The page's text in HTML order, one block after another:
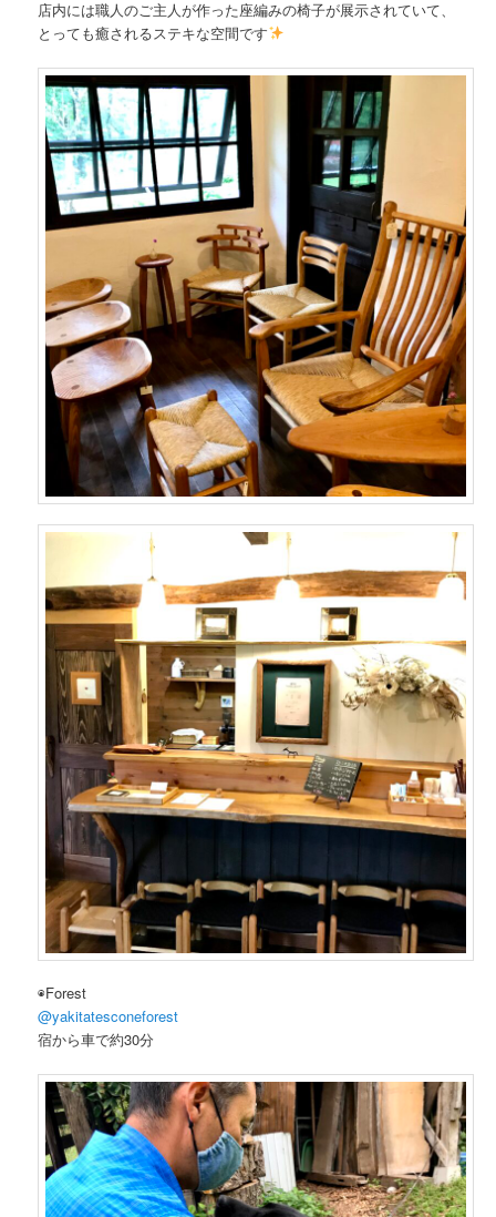
店内には職人のご主人が作った座編みの椅子が展示されていて、
とっても癒されるステキな空間です
◉Forest
@yakitatesconeforest
宿から車で約30分